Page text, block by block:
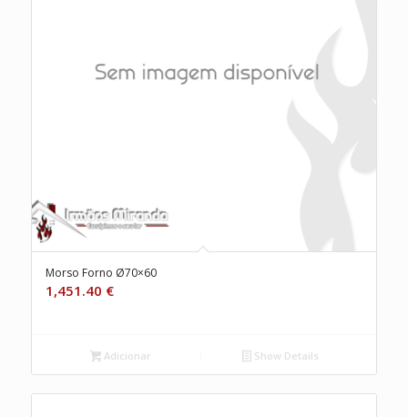
Morso Forno Ø70×60
1,451.40 €
Adicionar Show Details